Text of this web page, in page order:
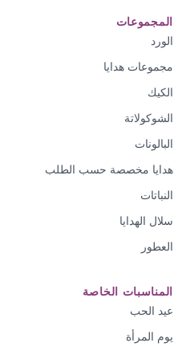
المجموعات
الورد
مجموعات هدايا
الكيك
الشوكولاتة
البالونات
هدايا مخصصة حسب الطلب
النباتات
سلال الهدايا
العطور
المناسبات الخاصة
عيد الحب
يوم المرأة